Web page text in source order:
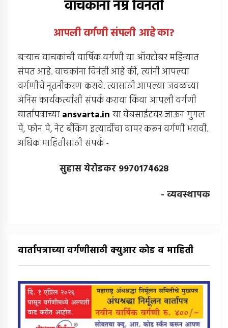
वाचकांना नम्र विनंती
आपली वर्गणी संपली आहेका?
बर्‍याच वाचकांची वार्षिक वर्गणी या ऑक्टोबर महिन्यात
संपत आहे. वाचकांना विनंती आहे की, त्यांनी आपल्या
वर्गणीचे नूतनीकरण करावे. त्यासाठी आपल्या जवळच्या
अंनिस कार्यकर्त्यांशी संपर्क करावा किंवा आपली वर्गणी
वार्तापत्राच्याansvarta.in या वेबसाईटवर जाऊन गुगल
पे, फोन पे, नेट बँकिंग इत्यादींचा वापर करून वर्गणी भरावी.
अधिक माहितीसाठी संपर्क -
सुहास येरोडकर 9970174628
- व्यवस्थापक
वार्तापत्राच्या वर्गणीसाठी क्युआर कोड व माहिती